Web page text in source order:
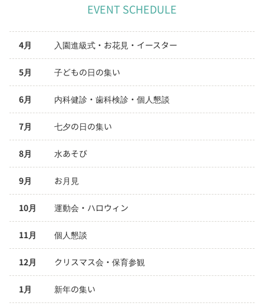
EVENT SCHEDULE
4月 入園進級式・お花見・イースター
5月 子どもの日の集い
6月 内科健診・歯科検診・個人懇談
7月 七夕の日の集い
8月 水あそび
9月 お月見
10月 運動会・ハロウィン
11月 個人懇談
12月 クリスマス会・保育参観
1月 新年の集い